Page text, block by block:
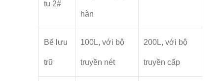
tụ 2#
hàn
Bể lưu
trữ
100L, với bộ
truyền nét
200L, với bộ
truyền cấp